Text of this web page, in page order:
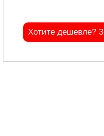
Хотите дешевле?